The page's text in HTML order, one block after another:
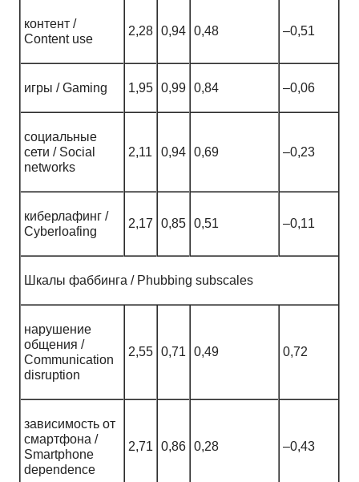
контент /
Content use
2,28 0,94 0,48 –0,51
игры / Gaming 1,95 0,99 0,84 –0,06
социальные
сети / Social
networks
2,11 0,94 0,69 –0,23
киберлафинг /
Cyberloafing
2,17 0,85 0,51 –0,11
Шкалы фаббинга / Phubbing subscales
нарушение
общения /
Communication
disruption
2,55 0,71 0,49 0,72
зависимость от
смартфона /
Smartphone
dependence
2,71 0,86 0,28 –0,43